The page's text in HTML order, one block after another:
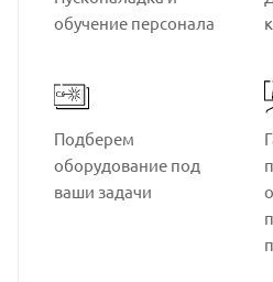
обучение персонала
Подберем
оборудование под
ваши задачи